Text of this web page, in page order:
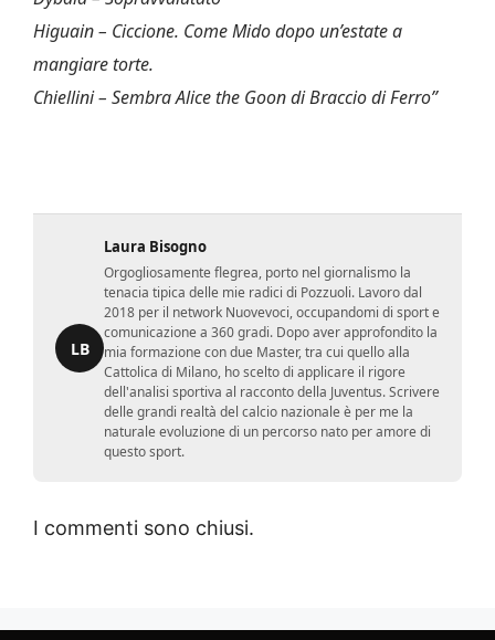
Higuain – Ciccione. Come Mido dopo un’estate a
mangiare torte.
Chiellini – Sembra Alice the Goon di Braccio di Ferro”
LB
Laura Bisogno
Orgogliosamente flegrea, porto nel giornalismo la
tenacia tipica delle mie radici di Pozzuoli. Lavoro dal
2018 per il network Nuovevoci, occupandomi di sport e
comunicazione a 360 gradi. Dopo aver approfondito la
mia formazione con due Master, tra cui quello alla
Cattolica di Milano, ho scelto di applicare il rigore
dell'analisi sportiva al racconto della Juventus. Scrivere
delle grandi realtà del calcio nazionale è per me la
naturale evoluzione di un percorso nato per amore di
questo sport.
I commenti sono chiusi.